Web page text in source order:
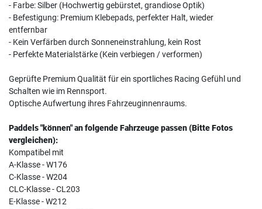
- Farbe: Silber (Hochwertig gebürstet, grandiose Optik)
- Befestigung: Premium Klebepads, perfekter Halt, wieder
entfernbar
- Kein Verfärben durch Sonneneinstrahlung, kein Rost
- Perfekte Materialstärke (Kein verbiegen / verformen)
Geprüfte Premium Qualität für ein sportliches Racing Gefühl und
Schalten wie im Rennsport.
Optische Aufwertung ihres Fahrzeuginnenraums.
Paddels "können" an folgende Fahrzeuge passen (Bitte Fotos
vergleichen):
Kompatibel mit
A-Klasse - W176
C-Klasse - W204
CLC-Klasse - CL203
E-Klasse - W212